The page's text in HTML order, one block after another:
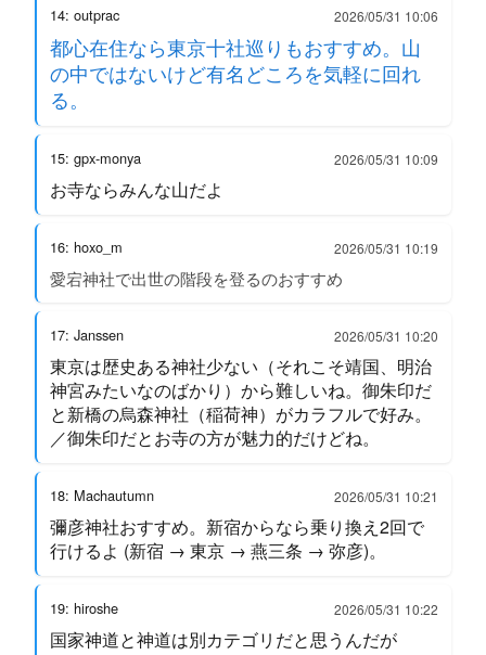
14: outprac 2026/05/31 10:06
都心在住なら東京十社巡りもおすすめ。山
の中ではないけど有名どころを気軽に回れ
る。
15: gpx-monya 2026/05/31 10:09
お寺ならみんな山だよ
16: hoxo_m 2026/05/31 10:19
愛宕神社で出世の階段を登るのおすすめ
17: Janssen 2026/05/31 10:20
東京は歴史ある神社少ない（それこそ靖国、明治
神宮みたいなのばかり）から難しいね。御朱印だ
と新橋の烏森神社（稲荷神）がカラフルで好み。
／御朱印だとお寺の方が魅力的だけどね。
18: Machautumn 2026/05/31 10:21
彌彦神社おすすめ。新宿からなら乗り換え2回で
行けるよ (新宿 → 東京 → 燕三条 → 弥彦)。
19: hiroshe 2026/05/31 10:22
国家神道と神道は別カテゴリだと思うんだが